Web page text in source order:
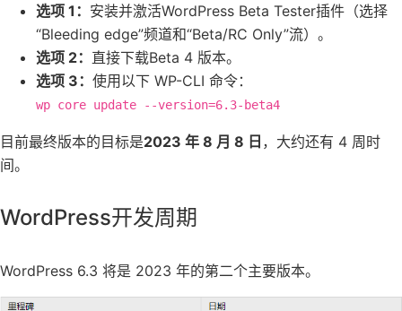
选项 1： 安装并激活WordPress Beta Tester插件（选择
“Bleeding edge”频道和“Beta/RC Only”流）。
选项 2： 直接下载Beta 4 版本。
选项 3： 使用以下 WP-CLI 命令：
wp core update --version=6.3-beta4
目前最终版本的目标是2023 年 8 月 8 日 ，大约还有 4 周时
间。
WordPress开发周期
WordPress 6.3 将是 2023 年的第二个主要版本。